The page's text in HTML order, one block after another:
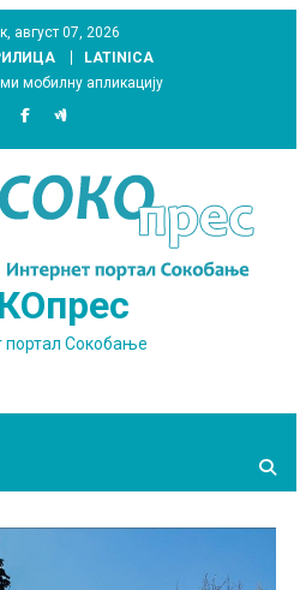
август 07, 2026
LATINICA
мобилну апликацију
портал Сокобање